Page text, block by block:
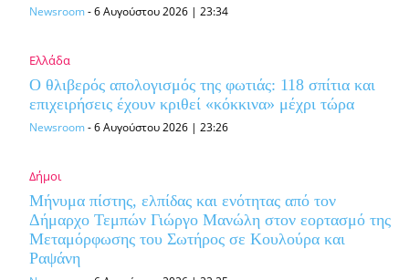
Newsroom-6 Αυγούστου 2026 | 23:34
Ελλάδα
Ο θλιβερός απολογισμός της φωτιάς: 118 σπίτια και
επιχειρήσεις έχουν κριθεί «κόκκινα» μέχρι τώρα
Newsroom-6 Αυγούστου 2026 | 23:26
Δήμοι
Μήνυμα πίστης, ελπίδας και ενότητας από τον
Δήμαρχο Τεμπών Γιώργο Μανώλη στον εορτασμό της
Μεταμόρφωσης του Σωτήρος σε Κουλούρα και
Ραψάνη